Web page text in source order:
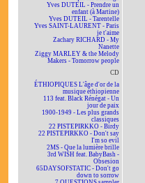
Yves DUTEIL - Prendre un
enfant (à Martine)
Yves DUTEIL - Tarentelle
Yves SAINT-LAURENT - Paris
je t'aime
Zachary RICHARD - My
Nanette
Ziggy MARLEY & the Melody
Makers - Tomorrow people
CD
ÉTHIOPIQUES L'âge d'or de la
musique éthiopienne
113 feat. Black Rénégat - Un
jour de paix
1900-1949 - Les plus grands
classiques
22 PISTEPIRKKO - Birdy
22 PISTEPIRKKO - Don't say
I'm so evil
2MS - Que la lumière brille
3rd WISH feat. BabyBash -
Obsesion
65DAYSOFSTATIC - Don't go
down to sorrow